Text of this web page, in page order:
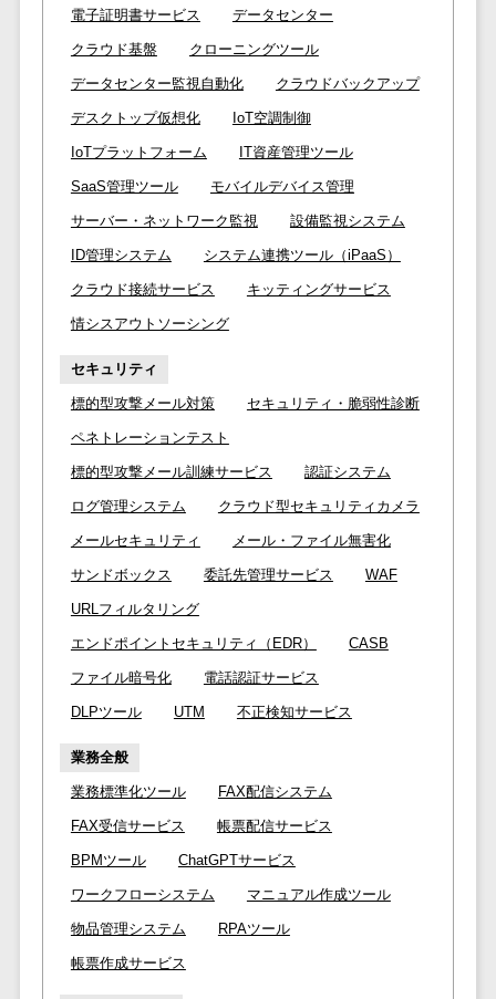
商圏分析ツール>
配送管理システム>
運送業務支援システム>
アルコールチェックアプリ>
店舗業務支援システム>
IT点呼サービス>
オンライン診療システム>
オンコール代行サービス>
ス>
診療予約システム>
歯科向け電子カルテ>
リハビリ管理システム>
不動産業界向け
不動産管理サービス>
ツール
バーチャルオ
フィスツール
ビジネスチャ
ネージソフト
オンライン校
正ツール
社内SNS
Web会議シス
テム
プロジェクト
ービス
データセンタ
ツール
データセンタ
ー監視自動化
デスクトップ
電子証明書サービス データセンター
クラウド基盤 クローニングツール
データセンター監視自動化 クラウドバックアップ
デスクトップ仮想化 IoT空調制御
IoTプラットフォーム IT資産管理ツール
SaaS管理ツール モバイルデバイス管理
サーバー・ネットワーク監視 設備監視システム
ID管理システム システム連携ツール（iPaaS）
クラウド接続サービス キッティングサービス
情シスアウトソーシング
セキュリティ
標的型攻撃メール対策 セキュリティ・脆弱性診断
ペネトレーションテスト
標的型攻撃メール訓練サービス 認証システム
ログ管理システム クラウド型セキュリティカメラ
メールセキュリティ メール・ファイル無害化
サンドボックス 委託先管理サービス WAF
URLフィルタリング
エンドポイントセキュリティ（EDR） CASB
ファイル暗号化 電話認証サービス
DLPツール UTM 不正検知サービス
業務全般
業務標準化ツール FAX配信システム
FAX受信サービス 帳票配信サービス
BPMツール ChatGPTサービス
ワークフローシステム マニュアル作成ツール
物品管理システム RPAツール
帳票作成サービス